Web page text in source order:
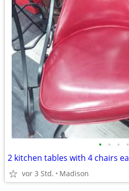
• • • •
2 kitchen tables with 4 chairs
vor 3 Std. Madison